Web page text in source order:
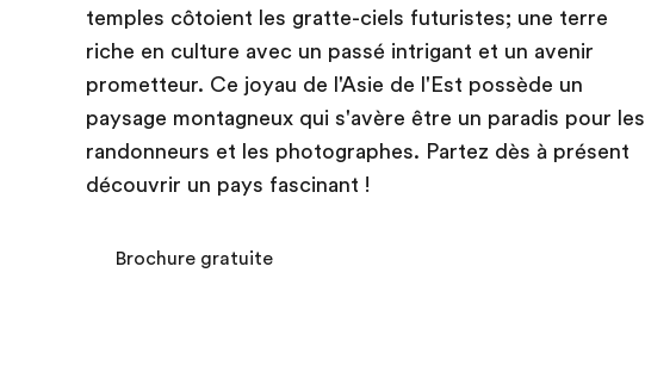
temples côtoient les gratte-ciels futuristes; une terre
riche en culture avec un passé intrigant et un avenir
prometteur. Ce joyau de l'Asie de l'Est possède un
paysage montagneux qui s'avère être un paradis pour les
randonneurs et les photographes. Partez dès à présent
découvrir un pays fascinant !
Brochure gratuite